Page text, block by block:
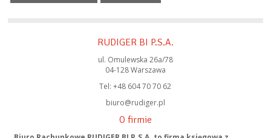
RUDIGER BI P.S.A.
ul. Omulewska 26a/78
04-128 Warszawa
Tel: +48 604 70 70 62
biuro@rudiger.pl
O firmie